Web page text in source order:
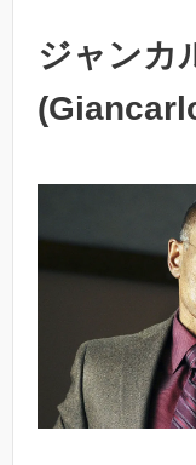
ジャンカ